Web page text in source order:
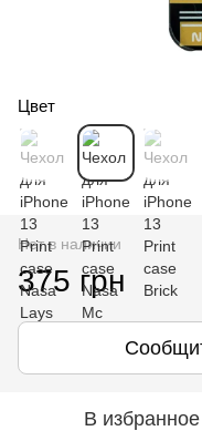
Цвет
Нет в наличии
375 грн
В избранное